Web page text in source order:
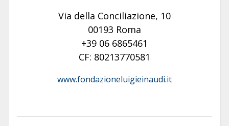
Via della Conciliazione, 10
00193 Roma
+39 06 6865461
CF: 80213770581
www.fondazioneluigieinaudi.it